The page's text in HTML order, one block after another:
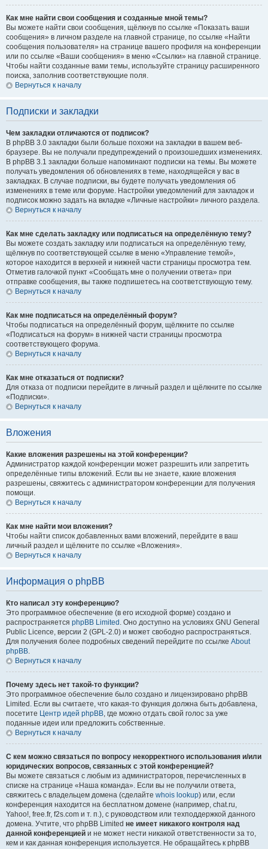
Как мне найти свои сообщения и созданные мной темы?
Вы можете найти свои сообщения, щёлкнув по ссылке «Показать ваши
сообщения» в личном разделе на главной странице, по ссылке «Найти
сообщения пользователя» на странице вашего профиля на конференции
или по ссылке «Ваши сообщения» в меню «Ссылки» на главной странице.
Чтобы найти созданные вами темы, используйте страницу расширенного
поиска, заполнив соответствующие поля.
Вернуться к началу
Подписки и закладки
Чем закладки отличаются от подписок?
В phpBB 3.0 закладки были больше похожи на закладки в вашем веб-
браузере. Вы не получали предупреждений о произошедших изменениях.
В phpBB 3.1 закладки больше напоминают подписки на темы. Вы можете
получать уведомления об обновлениях в теме, находящейся у вас в
закладках. В случае подписки, вы будете получать уведомления об
изменениях в теме или форуме. Настройки уведомлений для закладок и
подписок можно задать на вкладке «Личные настройки» личного раздела.
Вернуться к началу
Как мне сделать закладку или подписаться на определённую тему?
Вы можете создать закладку или подписаться на определённую тему,
щёлкнув по соответствующей ссылке в меню «Управление темой»,
которое находится в верхней и нижней части страницы просмотра тем.
Отметив галочкой пункт «Сообщать мне о получении ответа» при
отправке сообщения, вы также подпишетесь на соответствующую тему.
Вернуться к началу
Как мне подписаться на определённый форум?
Чтобы подписаться на определённый форум, щёлкните по ссылке
«Подписаться на форум» в нижней части страницы просмотра
соответствующего форума.
Вернуться к началу
Как мне отказаться от подписки?
Для отказа от подписки перейдите в личный раздел и щёлкните по ссылке
«Подписки».
Вернуться к началу
Вложения
Какие вложения разрешены на этой конференции?
Администратор каждой конференции может разрешить или запретить
определённые типы вложений. Если вы не знаете, какие вложения
разрешены, свяжитесь с администратором конференции для получения
помощи.
Вернуться к началу
Как мне найти мои вложения?
Чтобы найти список добавленных вами вложений, перейдите в ваш
личный раздел и щёлкните по ссылке «Вложения».
Вернуться к началу
Информация о phpBB
Кто написал эту конференцию?
Это программное обеспечение (в его исходной форме) создано и
распространяется phpBB Limited . Оно доступно на условиях GNU General
Public Licence, версии 2 (GPL-2.0) и может свободно распространяться.
Для получения более подробных сведений перейдите по ссылке About
phpBB.
Вернуться к началу
Почему здесь нет такой-то функции?
Это программное обеспечение было создано и лицензировано phpBB
Limited. Если вы считаете, что какая-то функция должна быть добавлена,
посетите Центр идей phpBB, где можно отдать свой голос за уже
поданные идеи или предложить собственные.
Вернуться к началу
С кем можно связаться по вопросу некорректного использования и/или
юридических вопросов, связанных с этой конференцией?
Вы можете связаться с любым из администраторов, перечисленных в
списке на странице «Наша команда». Если вы не получили ответа,
свяжитесь с владельцем домена (сделайте whois lookup) или, если
конференция находится на бесплатном домене (например, chat.ru,
Yahoo!, free.fr, f2s.com и т. п.), с руководством или техподдержкой данного
домена. Учтите, что phpBB Limited не имеет никакого контроля над
данной конференцией и не может нести никакой ответственности за то,
кем и как данная конференция используется. Не обращайтесь к phpBB